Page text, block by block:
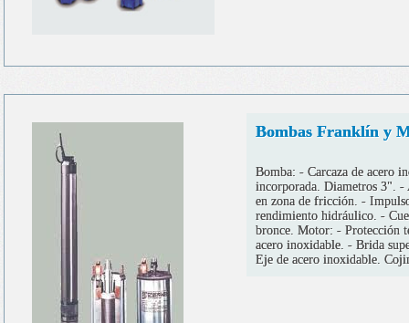
Bombas Franklín y
Bomba: - Carcaza de acero
incorporada. Diametros 3". -
en zona de fricción. -
rendimiento hidráulico. -
bronce. Motor: - Protección
acero inoxidable. - Brida
Eje de acero inoxidable.